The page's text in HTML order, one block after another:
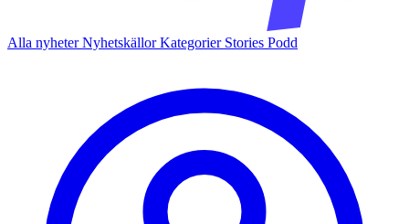
Alla nyheterNyhetskällorKategorier Stories Podd